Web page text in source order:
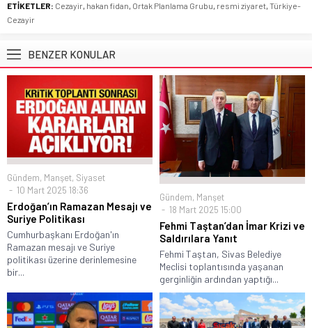
ETİKETLER: Cezayir, hakan fidan, Ortak Planlama Grubu, resmi ziyaret, Türkiye-
Cezayir
BENZER KONULAR
Gündem, Manşet, Siyaset
10 Mart 2025 18:36
Erdoğan’ın Ramazan Mesajı ve
Suriye Politikası
Cumhurbaşkanı Erdoğan'ın
Ramazan mesajı ve Suriye
politikası üzerine derinlemesine
bir...
Gündem, Manşet
18 Mart 2025 15:00
Fehmi Taştan’dan İmar Krizi ve
Saldırılara Yanıt
Fehmi Taştan, Sivas Belediye
Meclisi toplantısında yaşanan
gerginliğin ardından yaptığı...